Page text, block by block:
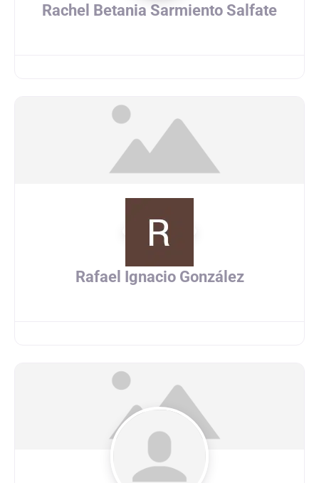
Rachel Betania Sarmiento Salfate
Rafael Ignacio González